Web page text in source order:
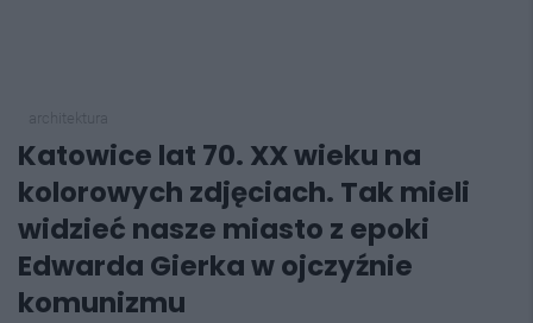
Katowice lat 70. XX wieku na
kolorowych zdjęciach. Tak mieli
widzieć nasze miasto z epoki
Edwarda Gierka w ojczyźnie
komunizmu